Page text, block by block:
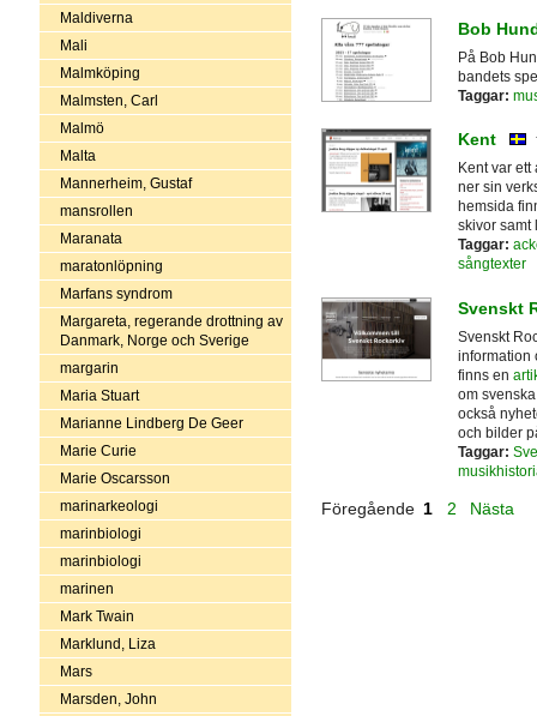
Maldiverna
Mali
Malmköping
Malmsten, Carl
Malmö
Malta
Mannerheim, Gustaf
mansrollen
Maranata
maratonlöpning
Marfans syndrom
Margareta, regerande drottning av
Danmark, Norge och Sverige
margarin
Maria Stuart
Marianne Lindberg De Geer
Marie Curie
Marie Oscarsson
marinarkeologi
marinbiologi
marinbiologi
marinen
Mark Twain
Marklund, Liza
Mars
Marsden, John
Bob
På Bob
bandets
Taggar:
Kent
Kent var
ner sin
hemsida
skivor samt
Taggar:
sångtexter
Svenskt
Svenskt
information
finns en
om
också
och bilder
Taggar:
Föregående 1 2 Nästa